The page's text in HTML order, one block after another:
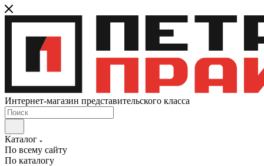
Интернет-магазин представительского класса
Каталог
По всему сайту
По каталогу